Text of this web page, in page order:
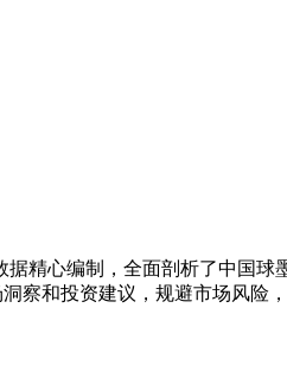
据精心编制，全面剖析了中国球
察和投资建议，规避市场风险，